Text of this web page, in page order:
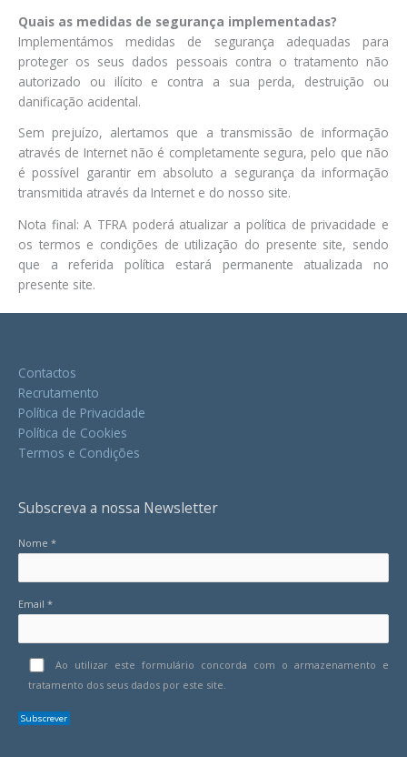
Quais as medidas de segurança implementadas?
Implementámos medidas de segurança adequadas para
proteger os seus dados pessoais contra o tratamento não
autorizado ou ilícito e contra a sua perda, destruição ou
danificação acidental.
Sem prejuízo, alertamos que a transmissão de informação
através de Internet não é completamente segura, pelo que não
é possível garantir em absoluto a segurança da informação
transmitida através da Internet e do nosso site.
Nota final: A TFRA poderá atualizar a política de privacidade e
os termos e condições de utilização do presente site, sendo
que a referida política estará permanente atualizada no
presente site.
Contactos
Recrutamento
Política de Privacidade
Política de Cookies
Termos e Condições
Subscreva a nossa Newsletter
Nome *
Email *
Ao utilizar este formulário concorda com o armazenamento e
tratamento dos seus dados por este site.